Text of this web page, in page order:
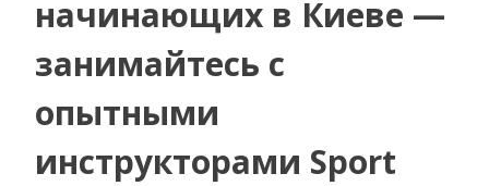
начинающих в Киеве —
занимайтесь с
опытными
инструкторами Sport